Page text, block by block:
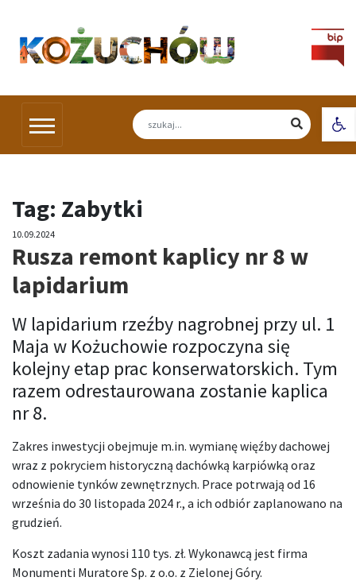
content
Tag: Zabytki
10.09.2024
Rusza remont kaplicy nr 8 w
lapidarium
W lapidarium rzeźby nagrobnej przy ul. 1
Maja w Kożuchowie rozpoczyna się
kolejny etap prac konserwatorskich. Tym
razem odrestaurowana zostanie kaplica
nr 8.
Zakres inwestycji obejmuje m.in. wymianę więźby dachowej
wraz z pokryciem historyczną dachówką karpiówką oraz
odnowienie tynków zewnętrznych. Prace potrwają od 16
września do 30 listopada 2024 r., a ich odbiór zaplanowano na
grudzień.
Koszt zadania wynosi 110 tys. zł. Wykonawcą jest firma
Monumenti Muratore Sp. z o.o. z Zielonej Góry.